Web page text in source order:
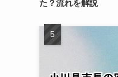
た？流れを解説